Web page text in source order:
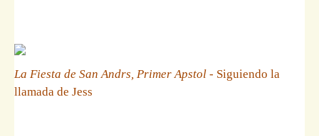
La Fiesta de San Andrs, Primer Apstol - Siguiendo la
llamada de Jess